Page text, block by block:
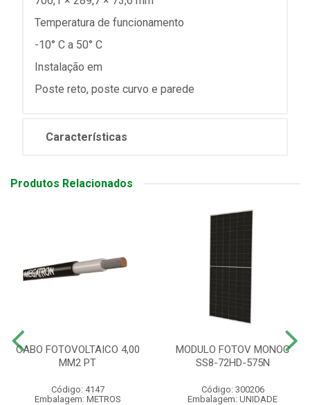
Temperatura de funcionamento
-10° C a 50° C
Instalação em
Poste reto, poste curvo e parede
Características
Produtos Relacionados
CABO FOTOVOLTAICO 4,00
MM2 PT
Código: 4147
Embalagem: METROS
MODULO FOTOV MONOC
SS8-72HD-575N
Código: 300206
Embalagem: UNIDADE